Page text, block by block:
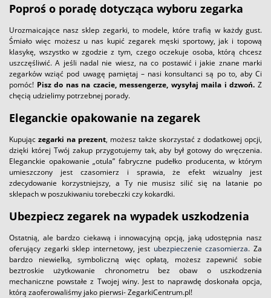
Poproś o poradę dotycząca wyboru zegarka
Urozmaicające nasz sklep zegarki, to modele, które trafią w każdy gust.
Śmiało więc możesz u nas kupić zegarek męski sportowy, jak i topową
klasykę, wszystko w zgodzie z tym, czego oczekuje osoba, którą chcesz
uszczęśliwić. A jeśli nadal nie wiesz, na co postawić i jakie znane marki
zegarków wziąć pod uwagę pamiętaj – nasi konsultanci są po to, aby Ci
pomóc! Pisz do nas na czacie, messengerze, wysyłaj maila i dzwoń. Z
chęcią udzielimy potrzebnej porady.
Eleganckie opakowanie na zegarek
Kupując zegarki na prezent, możesz także skorzystać z dodatkowej opcji,
dzięki której Twój zakup przygotujemy tak, aby był gotowy do wręczenia.
Eleganckie opakowanie „otula” fabryczne pudełko producenta, w którym
umieszczony jest czasomierz i sprawia, że efekt wizualny jest
zdecydowanie korzystniejszy, a Ty nie musisz silić się na latanie po
sklepach w poszukiwaniu torebeczki czy kokardki.
Ubezpiecz zegarek na wypadek uszkodzenia
Ostatnią, ale bardzo ciekawą i innowacyjną opcją, jaką udostępnia nasz
oferujący zegarki sklep internetowy, jest ubezpieczenie czasomierza. Za
bardzo niewielką, symboliczną więc opłatą, możesz zapewnić sobie
beztroskie użytkowanie chronometru bez obaw o uszkodzenia
mechaniczne powstałe z Twojej winy. Jest to naprawdę doskonała opcja,
którą zaoferowaliśmy jako pierwsi- ZegarkiCentrum.pl!